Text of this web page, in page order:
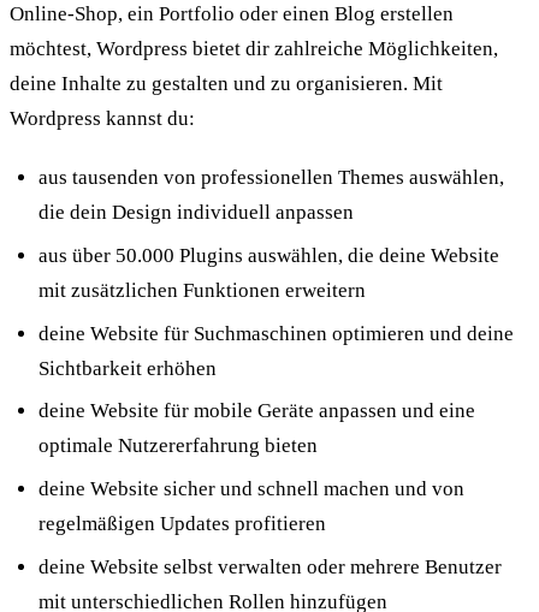
Online-Shop, ein Portfolio oder einen Blog erstellen
möchtest, Wordpress bietet dir zahlreiche Möglichkeiten,
deine Inhalte zu gestalten und zu organisieren. Mit
Wordpress kannst du:
aus tausenden von professionellen Themes auswählen,
die dein Design individuell anpassen
aus über 50.000 Plugins auswählen, die deine Website
mit zusätzlichen Funktionen erweitern
deine Website für Suchmaschinen optimieren und deine
Sichtbarkeit erhöhen
deine Website für mobile Geräte anpassen und eine
optimale Nutzererfahrung bieten
deine Website sicher und schnell machen und von
regelmäßigen Updates profitieren
deine Website selbst verwalten oder mehrere Benutzer
mit unterschiedlichen Rollen hinzufügen